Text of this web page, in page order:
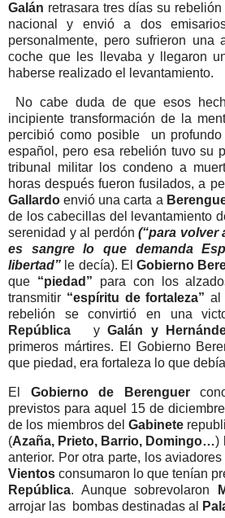
Galán retrasara tres días su rebelión
nacional y envió a dos
personalmente, pero sufrieron una
coche que les llevaba y llegaron
haberse realizado el levantamiento.
No cabe duda de que esos
incipiente transformación de la
percibió como posible
un
español, pero esa rebelión tuvo su
tribunal militar los condeno a
horas después fueron fusilados, a
Gallardo envió una carta a
de los cabecillas del levantamiento
serenidad y al perdón(“para volver
es sangre lo que demanda
libertad” le decía). El Gobierno
que “piedad” para con los
transmitir “espíritu de fortaleza” al
rebelión se convirtió en una
República
yGalán y
primeros mártires. El Gobierno
que piedad, era fortaleza lo que
El Gobierno de Berenguer
previstos para aquel 15 de
de los miembros delGabinete
(Azaña, Prieto, Barrio, Domingo…)
anterior. Por otra parte, los
Vientos consumaron lo que tenían
República. Aunque sobrevolaron
arrojar las bombas destinadas al